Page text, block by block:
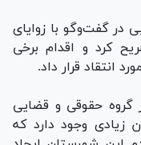
در گفت‌وگو با زوایای
کرد و اقدام برخی
انتقاد قرار داد.
گروه حقوقی و قضایی
زیادی وجود دارد که